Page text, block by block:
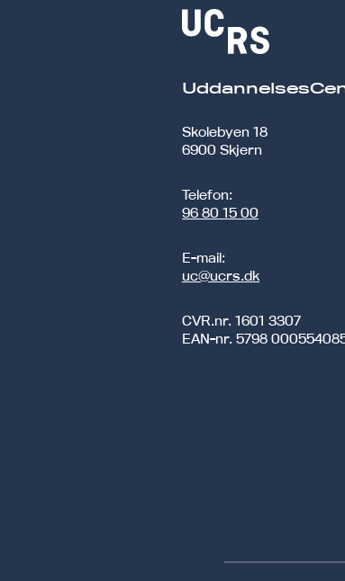
Skolebyen 18
6900 Skjern
Telefon:
96 80 15 00
E-mail:
uc@ucrs.dk
CVR.nr. 1601 3307
EAN-nr. 5798